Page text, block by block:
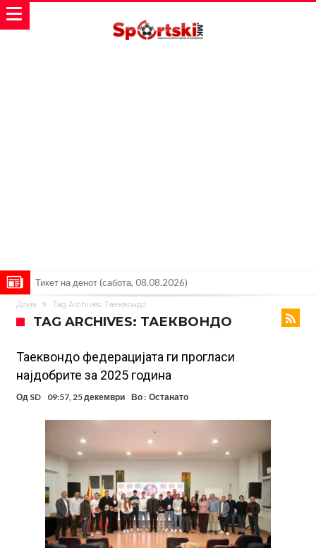
Тикет на денот (сабота, 08.08.2026)
Судење за смртта на Марадона: Откриени нови детали
Англиски репрезентативец обвинет за напад во ноќен клуб – ќе
оди на суд!
Дилеми повеќе нема: Познато е кога Родри ќе стане новиот
фудбалер на Барселона
Ливерпул и Арсенал влегуваат во „војна“ поради фудбалер
вреден 69 милиони евра!
Кој го убеди Родри да ја избере Барселона?
„Влегувам на стадионот за да го разнесам Меси со четири бомби“
Реал потроши повеќе од 200 милиони евра, но не го затвора
паричникот – ќе има уште засилувања!
После распродажба, време е Њукасл да ја отвори касата, дали
има 100.000.000 евра за да ги задоволи Германците?
Дома Tag Archives: Таеквондо
TAG ARCHIVES: ТАЕКВОНДО
Таеквондо федерацијата ги прогласи
најдобрите за 2025 година
Од SD 09:57, 25 декември Во : Останато